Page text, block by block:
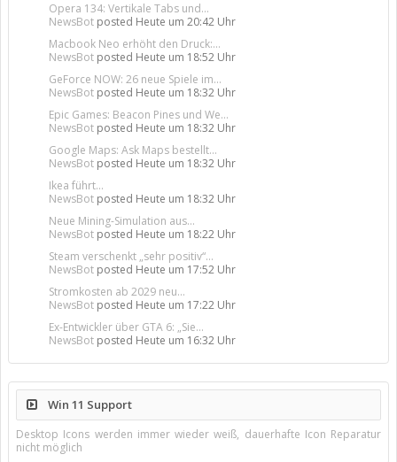
Opera 134: Vertikale Tabs und...
NewsBot posted Heute um 20:42 Uhr
Macbook Neo erhöht den Druck:...
NewsBot posted Heute um 18:52 Uhr
GeForce NOW: 26 neue Spiele im...
NewsBot posted Heute um 18:32 Uhr
Epic Games: Beacon Pines und We...
NewsBot posted Heute um 18:32 Uhr
Google Maps: Ask Maps bestellt...
NewsBot posted Heute um 18:32 Uhr
Ikea führt...
NewsBot posted Heute um 18:32 Uhr
Neue Mining-Simulation aus...
NewsBot posted Heute um 18:22 Uhr
Steam verschenkt „sehr positiv“...
NewsBot posted Heute um 17:52 Uhr
Stromkosten ab 2029 neu...
NewsBot posted Heute um 17:22 Uhr
Ex-Entwickler über GTA 6: „Sie...
NewsBot posted Heute um 16:32 Uhr
Win 11 Support
Desktop Icons werden immer wieder weiß, dauerhafte Icon Reparatur
nicht möglich